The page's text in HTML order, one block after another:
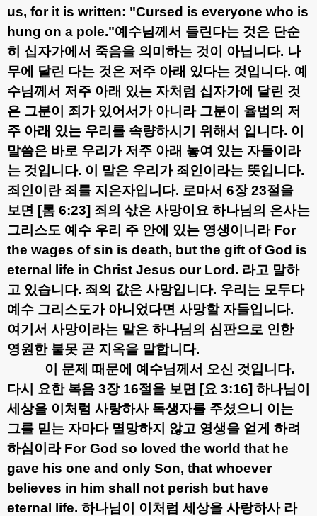
us, for it is written: "Cursed is everyone who is
hung on a pole."예수님께서 들린다는 것은 단순
히 십자가에서 죽음을 의미하는 것이 아닙니다. 나
무에 달린 다는 것은 저주 아래 있다는 것입니다. 예
수님께서 저주 아래 있는 자처럼 십자가에 달린 것
은 그분이 죄가 있어서가 아니라 그분이 율법의 저
주 아래 있는 우리를 속량하시기 위해서 입니다. 이
말씀은 바로 우리가 저주 아래 놓여 있는 자들이라
는 것입니다. 이 말은 우리가 죄인이라는 뜻입니다.
죄인이란 죄를 지은자입니다. 로마서 6장23절을
보면 [롬 6:23] 죄의 삯은 사망이요 하나님의 은사는
그리스도 예수 우리 주 안에 있는 영생이니라For
the wages of sin is death, but the gift of God is
eternal life in Christ Jesus our Lord. 라고 말하
고 있습니다. 죄의 값은 사망입니다. 우리는 모두다
예수 그리스도가 아니었다면 사망할 자들입니다.
여기서 사망이라는 말은 하나님의 심판으로 인한
영원한 불못 곧 지옥을 말합니다.
이 문제 때문에 예수님께서 오신 것입니다.
다시 요한 복음 3장16절을 보면 [요 3:16] 하나님이
세상을 이처럼 사랑하사 독생자를 주셨으니 이는
그를 믿는 자마다 멸망하지 않고 영생을 얻게 하려
하심이라For God so loved the world that he
gave his one and only Son, that whoever
believes in him shall not perish but have
eternal life. 하나님이 이처럼 세상을 사랑하사 라